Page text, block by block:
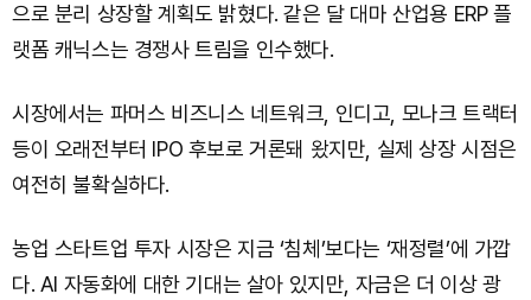
으로 분리 상장할 계획도 밝혔다. 같은 달 대마 산업용 ERP 플
랫폼 캐닉스는 경쟁사 트림을 인수했다.
시장에서는 파머스 비즈니스 네트워크, 인디고, 모나크 트랙터
등이 오래전부터 IPO 후보로 거론돼 왔지만, 실제 상장 시점은
여전히 불확실하다.
농업 스타트업 투자 시장은 지금 ‘침체’보다는 ‘재정렬’에 가깝
다. AI 자동화에 대한 기대는 살아 있지만, 자금은 더 이상 광